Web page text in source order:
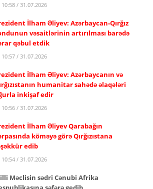
10:58 / 31.07.2026
İlham Əliyev: Azərbaycan-Qırğız
vəsaitlərinin artırılması barədə
qəbul etdik
10:57 / 31.07.2026
İlham Əliyev: Azərbaycanın və
humanitar sahədə əlaqələri
inkişaf edir
10:56 / 31.07.2026
İlham Əliyev Qarabağın
köməyə görə Qırğızıstana
edib
10:54 / 31.07.2026
Məclisin sədri Cənubi Afrika